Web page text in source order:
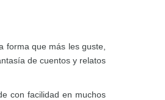
forma que más les guste,
de cuentos y relatos
con facilidad en muchos